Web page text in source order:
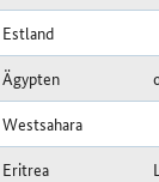
Estland
Ägypten
Westsahara
Eritrea